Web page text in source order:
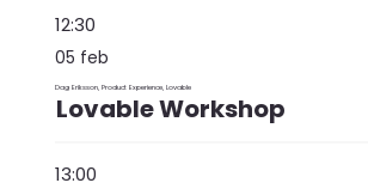
12:30
05 feb
Dag Eriksson, Product Experience, Lovable
Lovable Workshop
13:00